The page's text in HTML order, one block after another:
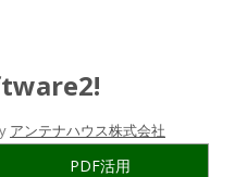
アンテナハウス株式会社
PDF活用